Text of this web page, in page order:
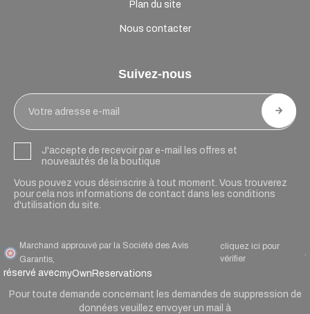
Plan du site
Nous contacter
Suivez-nous
J'accepte de recevoir par e-mail les offres et
nouveautés de la boutique
Vous pouvez vous désinscrire à tout moment. Vous trouverez
pour cela nos informations de contact dans les conditions
d'utilisation du site.
Marchand approuvé par la Société des Avis
Garantis,
cliquez ici pour
vérifier
.
réservé avecmyOwnReservations
Pour toute demande concernant les demandes de suppression de
données veuillez envoyer un mail à